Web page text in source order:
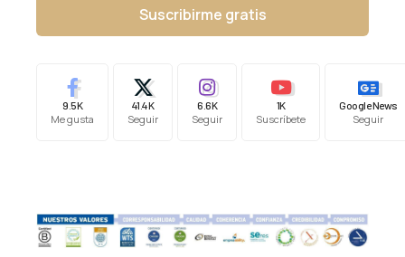
Suscribirme gratis
9.5K
Me gusta
41.4K
Seguir
6.6K
Seguir
1K
Suscríbete
Google News
Seguir